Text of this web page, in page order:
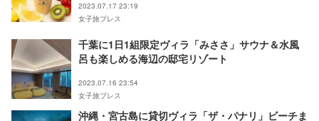
2023.07.17 23:19
女子旅プレス
千葉に1日1組限定ヴィラ「みささ」サウナ＆水風
呂も楽しめる海辺の邸宅リゾート
2023.07.16 23:54
女子旅プレス
沖縄・宮古島に貸切ヴィラ「ザ・パナリ」ビーチま